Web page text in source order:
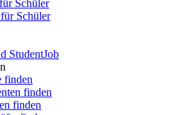
Schüler
Schüler
StudentJob
finden
finden
finden